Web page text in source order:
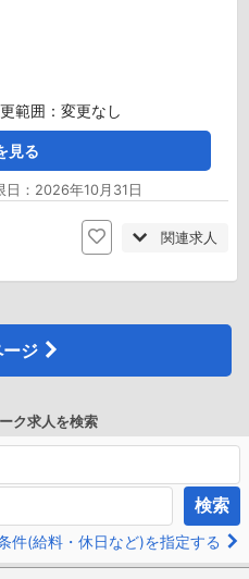
範囲：変更なし
見る
：2026年10月31日
関連求人
ジ
ク求人を検索
検索
件(給料・休日など)を指定する